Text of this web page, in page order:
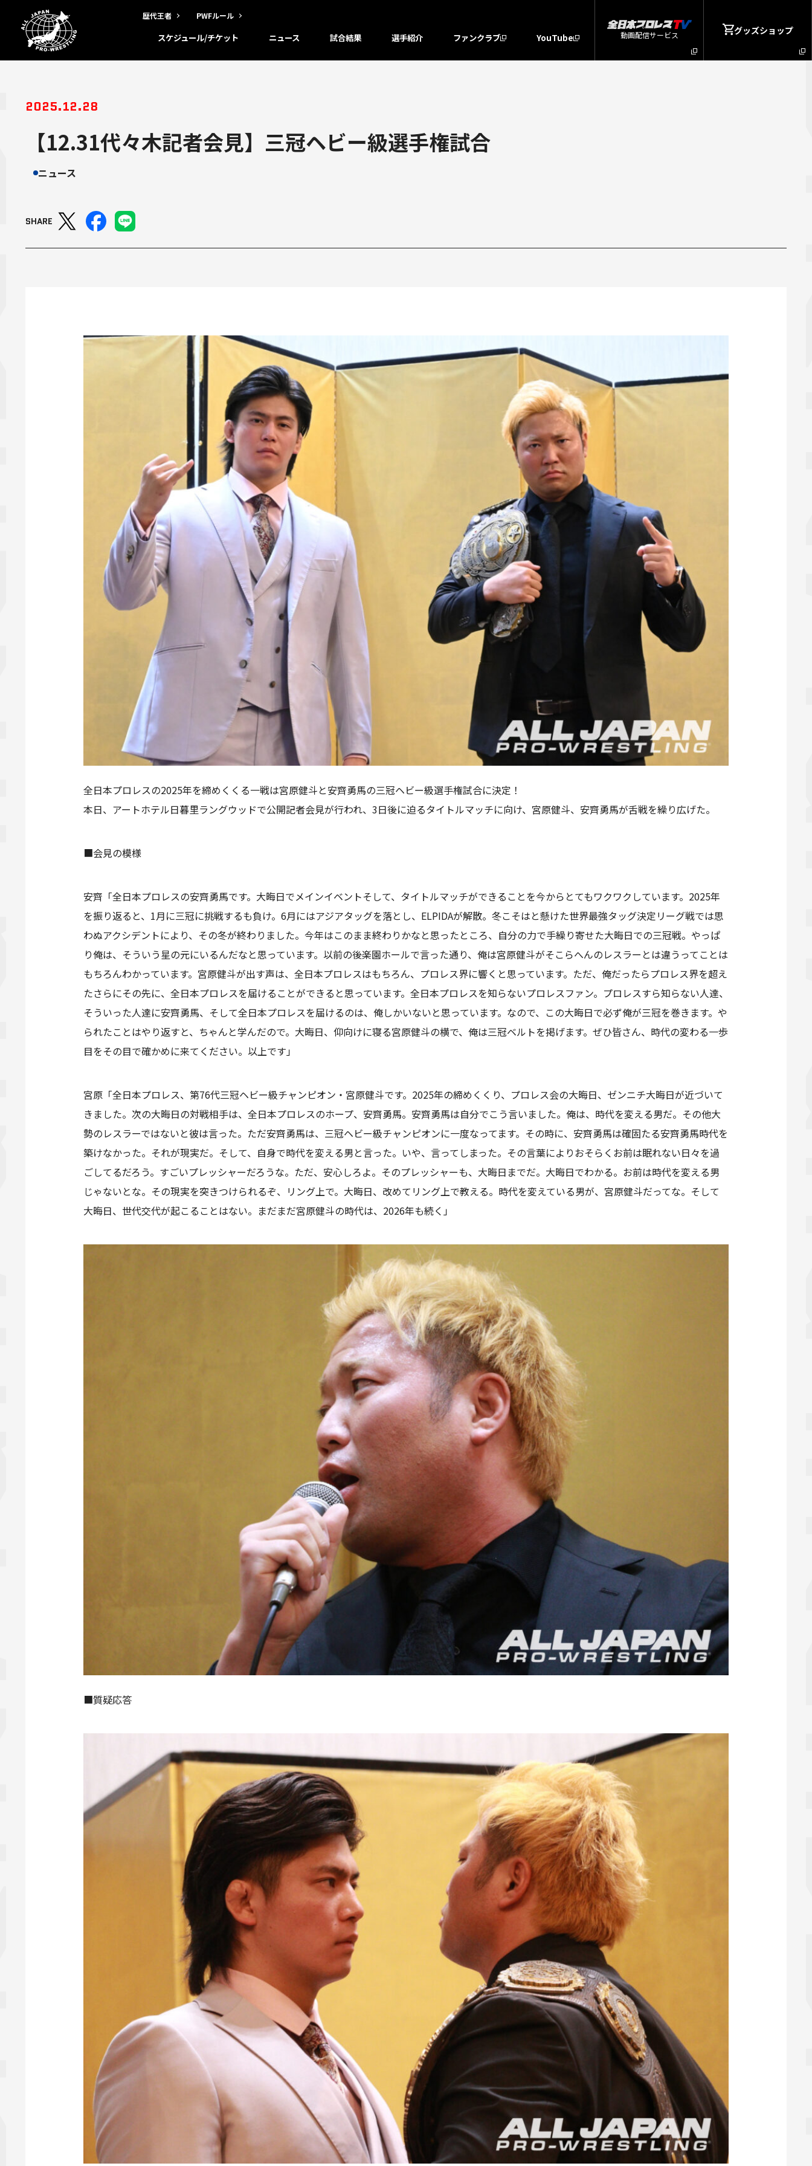
歴代王者 PWFルール
スケジュール/チケット ニュース 試合結果 選手紹介 ファンクラブ YouTube 動画配信サービス グッズショップ
2025.12.28
【12.31代々木記者会見】三冠ヘビー級選手権試合
ニュース
SHARE
全日本プロレスの2025年を締めくくる一戦は宮原健斗と安齊勇馬の三冠ヘビー級選手権試合に決定！
本日、アートホテル日暮里ラングウッドで公開記者会見が行われ、3日後に迫るタイトルマッチに向け、宮原健斗、安齊勇馬が舌戦を繰り広げた。
■会見の模様
安齊「全日本プロレスの安齊勇馬です。大晦日でメインイベントそして、タイトルマッチができることを今からとてもワクワクしています。2025年
を振り返ると、1月に三冠に挑戦するも負け。6月にはアジアタッグを落とし、ELPIDAが解散。冬こそはと懸けた世界最強タッグ決定リーグ戦では思
わぬアクシデントにより、その冬が終わりました。今年はこのまま終わりかなと思ったところ、自分の力で手繰り寄せた大晦日での三冠戦。やっぱ
り俺は、そういう星の元にいるんだなと思っています。以前の後楽園ホールで言った通り、俺は宮原健斗がそこらへんのレスラーとは違うってことは
もちろんわかっています。宮原健斗が出す声は、全日本プロレスはもちろん、プロレス界に響くと思っています。ただ、俺だったらプロレス界を超え
たさらにその先に、全日本プロレスを届けることができると思っています。全日本プロレスを知らないプロレスファン。プロレスすら知らない人達、
そういった人達に安齊勇馬、そして全日本プロレスを届けるのは、俺しかいないと思っています。なので、この大晦日で必ず俺が三冠を巻きます。や
られたことはやり返すと、ちゃんと学んだので。大晦日、仰向けに寝る宮原健斗の横で、俺は三冠ベルトを掲げます。ぜひ皆さん、時代の変わる一歩
目をその目で確かめに来てください。以上です」
宮原「全日本プロレス、第76代三冠ヘビー級チャンピオン・宮原健斗です。2025年の締めくくり、プロレス会の大晦日、ゼンニチ大晦日が近づいて
きました。次の大晦日の対戦相手は、全日本プロレスのホープ、安齊勇馬。安齊勇馬は自分でこう言いました。俺は、時代を変える男だ。その他大
勢のレスラーではないと彼は言った。ただ安齊勇馬は、三冠ヘビー級チャンピオンに一度なってます。その時に、安齊勇馬は確固たる安齊勇馬時代を
築けなかった。それが現実だ。そして、自身で時代を変える男と言った。いや、言ってしまった。その言葉によりおそらくお前は眠れない日々を過
ごしてるだろう。すごいプレッシャーだろうな。ただ、安心しろよ。そのプレッシャーも、大晦日までだ。大晦日でわかる。お前は時代を変える男
じゃないとな。その現実を突きつけられるぞ、リング上で。大晦日、改めてリング上で教える。時代を変えている男が、宮原健斗だってな。そして
大晦日、世代交代が起こることはない。まだまだ宮原健斗の時代は、2026年も続く」
■質疑応答